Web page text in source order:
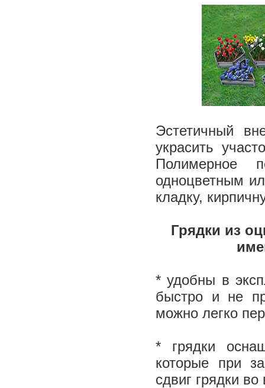
Эстетичный
украсить
Полимерное
одноцветным
кладку,
Грядки из
* удобны в
быстро и не
можно легко
* грядки
которые при
сдвиг грядки